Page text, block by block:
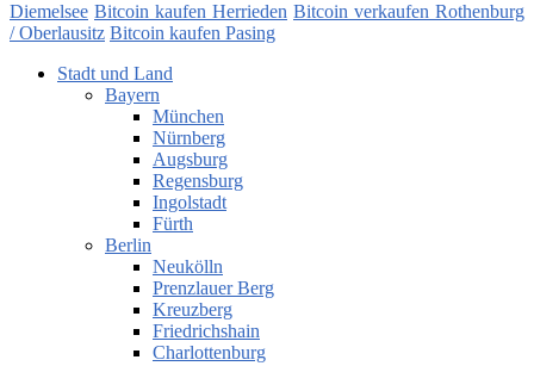
Diemelsee Bitcoin kaufen Herrieden Bitcoin verkaufen Rothenburg
/ Oberlausitz Bitcoin kaufen Pasing
Stadt und Land
Bayern
München
Nürnberg
Augsburg
Regensburg
Ingolstadt
Fürth
Berlin
Neukölln
Prenzlauer Berg
Kreuzberg
Friedrichshain
Charlottenburg